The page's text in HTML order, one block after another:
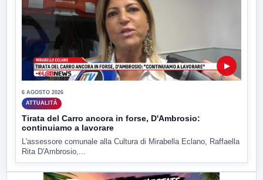
▶
6 AGOSTO 2026
ATTUALITÀ
Tirata del Carro ancora in forse, D'Ambrosio:
continuiamo a lavorare
L'assessore comunale alla Cultura di Mirabella Eclano, Raffaella
Rita D'Ambrosio,...